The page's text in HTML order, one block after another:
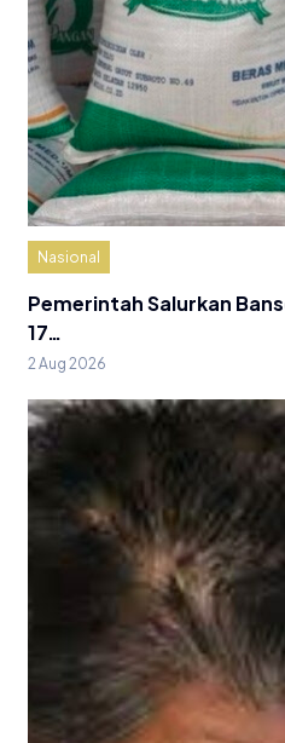
Nasional
Pemerintah Salurkan
17…
2 Aug 2026